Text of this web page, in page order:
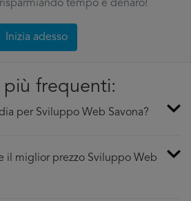
risparmiando tempo e denaro!
Inizia adesso
frequenti:
per Sviluppo Web Savona?
il miglior prezzo Sviluppo Web